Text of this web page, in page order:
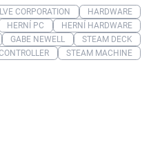
CORPORATION
HARDWARE
HERNÍ PC
HERNÍ HARDWARE
GABE NEWELL
STEAM DECK
STEAM MACHINE